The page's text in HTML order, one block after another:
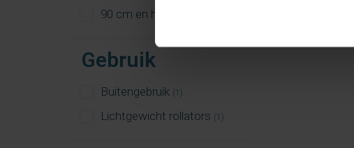
90 cm en hoger
Gebruik
Buitengebruik (1)
Lichtgewicht rollators (1)